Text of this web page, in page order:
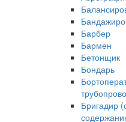
Барбер
Бармен
Бетонщик
Бондарь
Бригадир